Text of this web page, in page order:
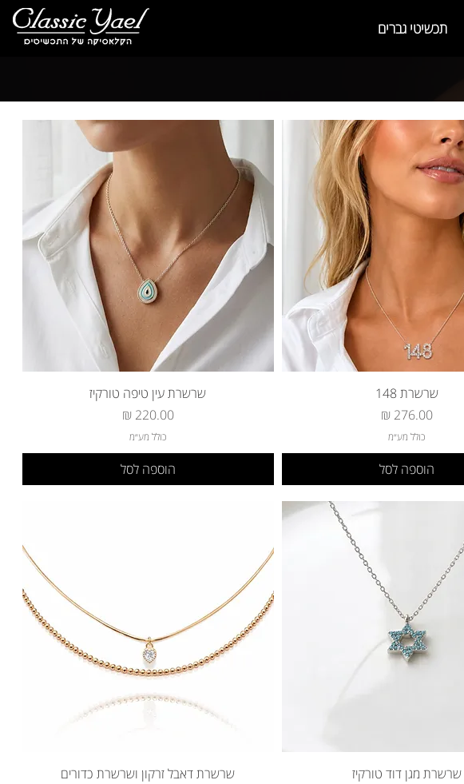
תכשיטי גברים
שרשרת 148
מחיר
כולל מע״מ
הוספה לסל
שרשרת עין טיפה טורקיז
מחיר‏220.00 ‏₪
כולל מע״מ
הוספה לסל
שרשרת מגן דוד טורקיז
שרשרת דאבל זרקון ושרשרת כדורים